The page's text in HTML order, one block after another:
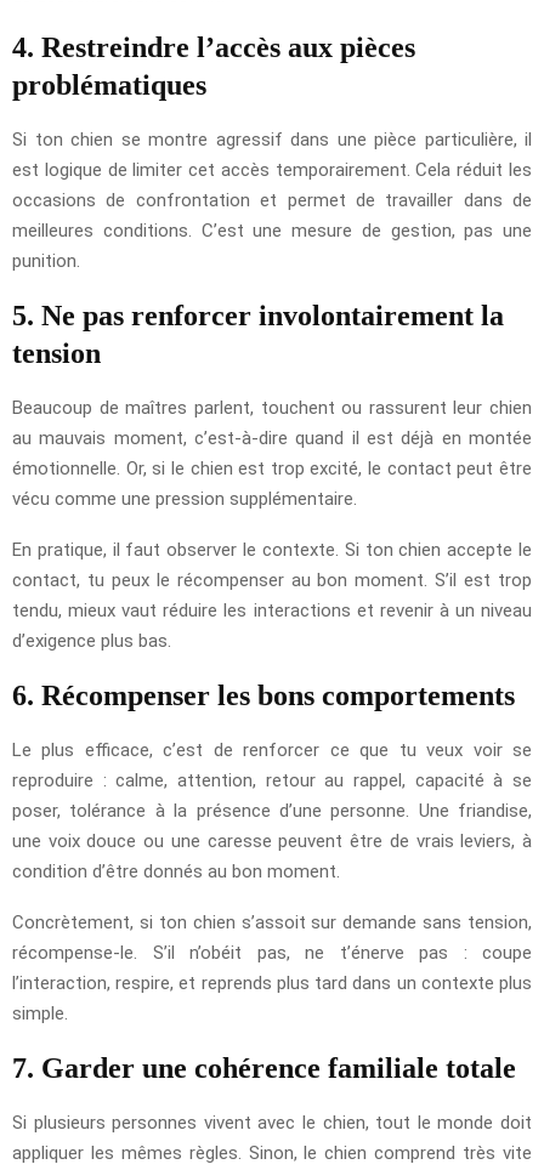
4. Restreindre l’accès aux pièces
problématiques
Si ton chien se montre agressif dans une pièce particulière, il
est logique de limiter cet accès temporairement. Cela réduit les
occasions de confrontation et permet de travailler dans de
meilleures conditions. C’est une mesure de gestion, pas une
punition.
5. Ne pas renforcer involontairement la
tension
Beaucoup de maîtres parlent, touchent ou rassurent leur chien
au mauvais moment, c’est-à-dire quand il est déjà en montée
émotionnelle. Or, si le chien est trop excité, le contact peut être
vécu comme une pression supplémentaire.
En pratique, il faut observer le contexte. Si ton chien accepte le
contact, tu peux le récompenser au bon moment. S’il est trop
tendu, mieux vaut réduire les interactions et revenir à un niveau
d’exigence plus bas.
6. Récompenser les bons comportements
Le plus efficace, c’est de renforcer ce que tu veux voir se
reproduire : calme, attention, retour au rappel, capacité à se
poser, tolérance à la présence d’une personne. Une friandise,
une voix douce ou une caresse peuvent être de vrais leviers, à
condition d’être donnés au bon moment.
Concrètement, si ton chien s’assoit sur demande sans tension,
récompense-le. S’il n’obéit pas, ne t’énerve pas : coupe
l’interaction, respire, et reprends plus tard dans un contexte plus
simple.
7. Garder une cohérence familiale totale
Si plusieurs personnes vivent avec le chien, tout le monde doit
appliquer les mêmes règles. Sinon, le chien comprend très vite